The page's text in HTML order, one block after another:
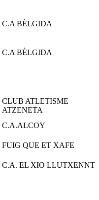
C.A BÈLGIDA
C.A BÈLGIDA
CLUB ATLETISME
ATZENETA
C.A.ALCOY
FUIG QUE ET XAFE
C.A. EL XIO LLUTXENNT